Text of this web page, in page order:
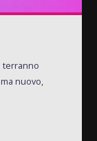
terranno
nuovo,